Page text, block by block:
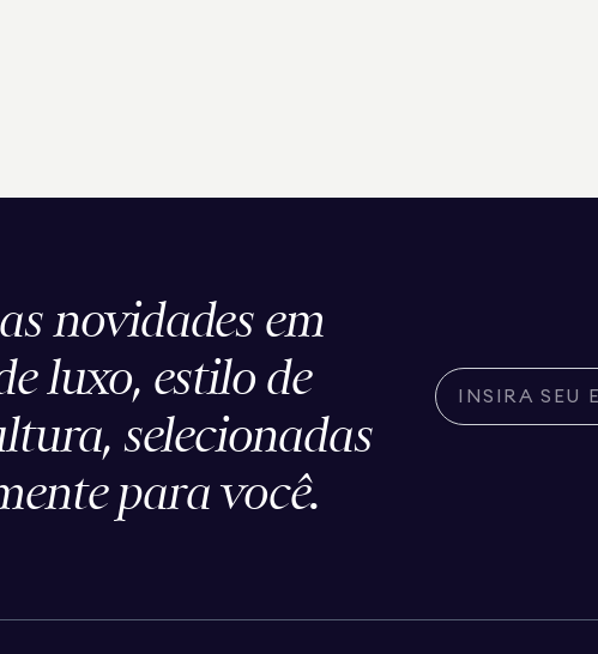
novidades em
luxo, estilo de
selecionadas
para você.